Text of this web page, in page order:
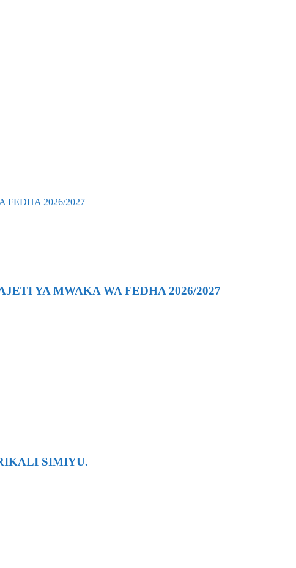
YA MWAKA WA FEDHA 2026/2027
SIMIYU.